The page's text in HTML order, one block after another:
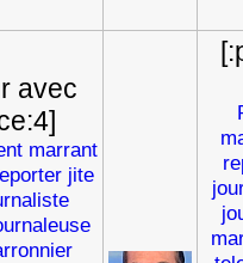
avec
marrant
jite